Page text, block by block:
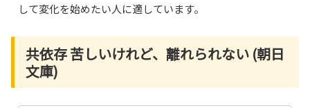
して変化を始めたい人に適しています。
共依存 苦しいけれど、離れられない (朝日
文庫)